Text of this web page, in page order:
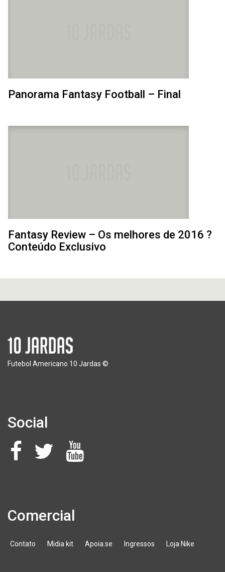
Panorama Fantasy Football – Final
Fantasy Review – Os melhores de 2016 ?
Conteúdo Exclusivo
Futebol Americano 10 Jardas ©
Social
Comercial
Contato Midia kit Apoia.se Ingressos Loja Nike